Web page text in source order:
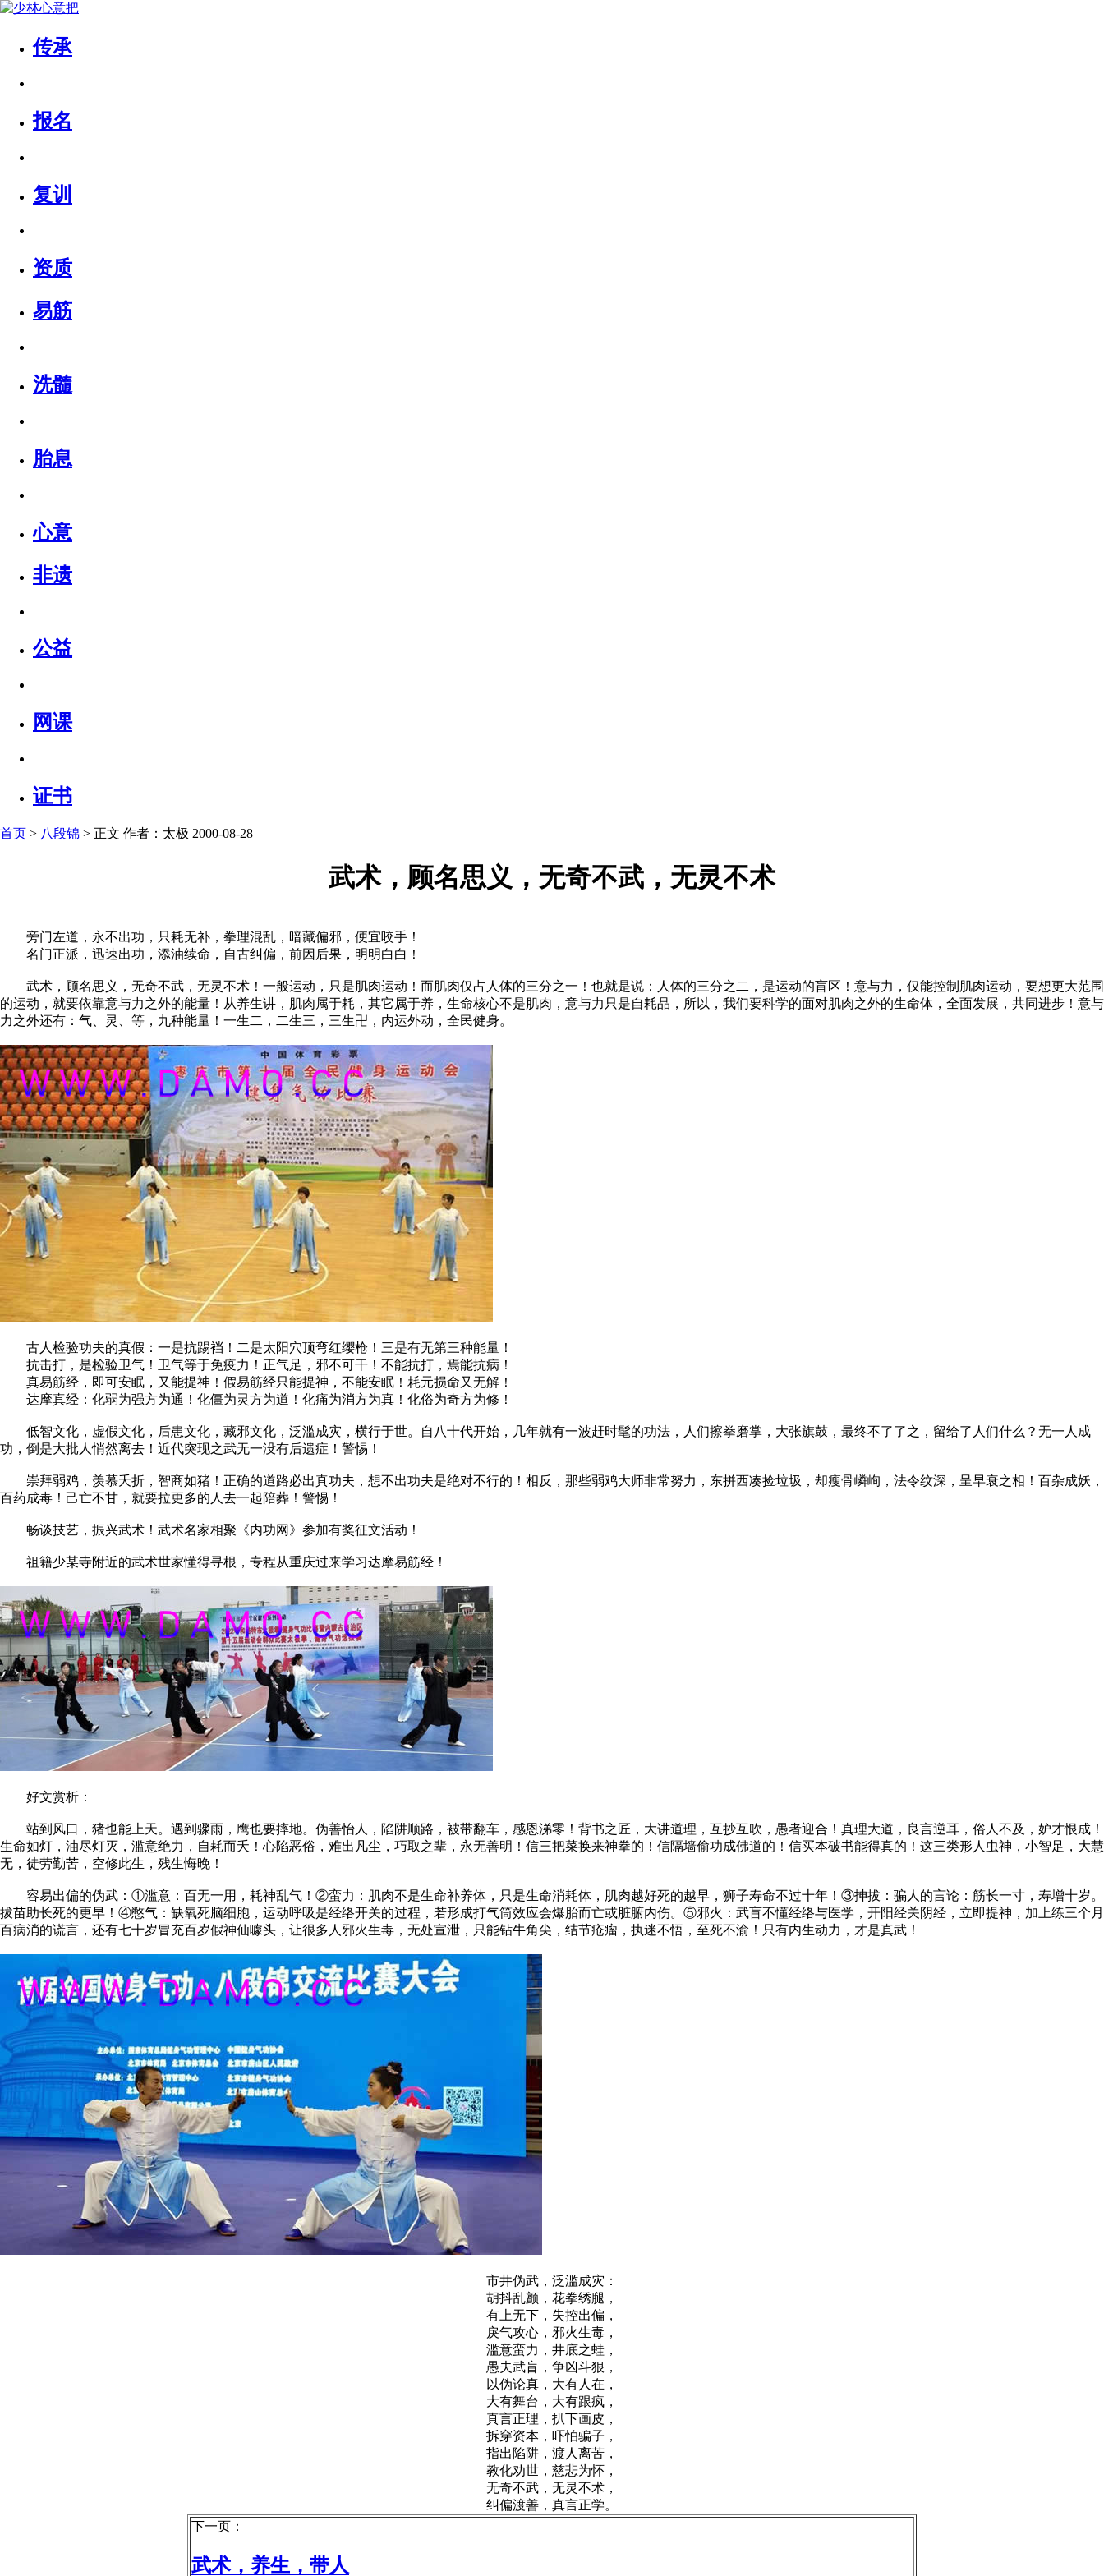
传承
报名
复训
资质
易筋
洗髓
胎息
心意
非遗
公益
网课
证书
首页 > 八段锦 > 正文 作者：太极 2000-08-28
武术，顾名思义，无奇不武，无灵不术
旁门左道，永不出功，只耗无补，拳理混乱，暗藏偏邪，便宜咬手！
名门正派，迅速出功，添油续命，自古纠偏，前因后果，明明白白！
武术，顾名思义，无奇不武，无灵不术！一般运动，只是肌肉运动！而肌肉仅占人体的三分之一！也就是说：人体的三分之二，是运动的盲区！意与力，仅能控制肌肉运动，要想更大范围
的运动，就要依靠意与力之外的能量！从养生讲，肌肉属于耗，其它属于养，生命核心不是肌肉，意与力只是自耗品，所以，我们要科学的面对肌肉之外的生命体，全面发展，共同进步！意与
力之外还有：气、灵、等，九种能量！一生二，二生三，三生卍，内运外动，全民健身。
古人检验功夫的真假：一是抗踢裆！二是太阳穴顶弯红缨枪！三是有无第三种能量！
抗击打，是检验卫气！卫气等于免疫力！正气足，邪不可干！不能抗打，焉能抗病！
真易筋经，即可安眠，又能提神！假易筋经只能提神，不能安眠！耗元损命又无解！
达摩真经：化弱为强方为通！化僵为灵方为道！化痛为消方为真！化俗为奇方为修！
低智文化，虚假文化，后患文化，藏邪文化，泛滥成灾，横行于世。自八十代开始，几年就有一波赶时髦的功法，人们擦拳磨掌，大张旗鼓，最终不了了之，留给了人们什么？无一人成
功，倒是大批人悄然离去！近代突现之武无一没有后遗症！警惕！
崇拜弱鸡，羡慕夭折，智商如猪！正确的道路必出真功夫，想不出功夫是绝对不行的！相反，那些弱鸡大师非常努力，东拼西凑捡垃圾，却瘦骨嶙峋，法令纹深，呈早衰之相！百杂成妖，
百药成毒！己亡不甘，就要拉更多的人去一起陪葬！警惕！
畅谈技艺，振兴武术！武术名家相聚《内功网》参加有奖征文活动！
祖籍少某寺附近的武术世家懂得寻根，专程从重庆过来学习达摩易筋经！
好文赏析：
站到风口，猪也能上天。遇到骤雨，鹰也要摔地。伪善怡人，陷阱顺路，被带翻车，感恩涕零！背书之匠，大讲道理，互抄互吹，愚者迎合！真理大道，良言逆耳，俗人不及，妒才恨成！
生命如灯，油尽灯灭，滥意绝力，自耗而夭！心陷恶俗，难出凡尘，巧取之辈，永无善明！信三把菜换来神拳的！信隔墙偷功成佛道的！信买本破书能得真的！这三类形人虫神，小智足，大慧
无，徒劳勤苦，空修此生，残生悔晚！
容易出偏的伪武：①滥意：百无一用，耗神乱气！②蛮力：肌肉不是生命补养体，只是生命消耗体，肌肉越好死的越早，狮子寿命不过十年！③抻拔：骗人的言论：筋长一寸，寿增十岁。
拔苗助长死的更早！④憋气：缺氧死脑细胞，运动呼吸是经络开关的过程，若形成打气筒效应会爆胎而亡或脏腑内伤。⑤邪火：武盲不懂经络与医学，开阳经关阴经，立即提神，加上练三个月
百病消的谎言，还有七十岁冒充百岁假神仙噱头，让很多人邪火生毒，无处宣泄，只能钻牛角尖，结节疮瘤，执迷不悟，至死不渝！只有内生动力，才是真武！
市井伪武，泛滥成灾：
胡抖乱颤，花拳绣腿，
有上无下，失控出偏，
戾气攻心，邪火生毒，
滥意蛮力，井底之蛙，
愚夫武盲，争凶斗狠，
以伪论真，大有人在，
大有舞台，大有跟疯，
真言正理，扒下画皮，
拆穿资本，吓怕骗子，
指出陷阱，渡人离苦，
教化劝世，慈悲为怀，
无奇不武，无灵不术，
纠偏渡善，真言正学。
下一页：
武术，养生，带人